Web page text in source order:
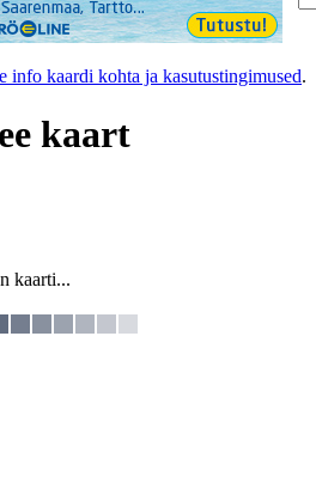
info kaardi kohta ja kasutustingimused.
kaart
kaarti...